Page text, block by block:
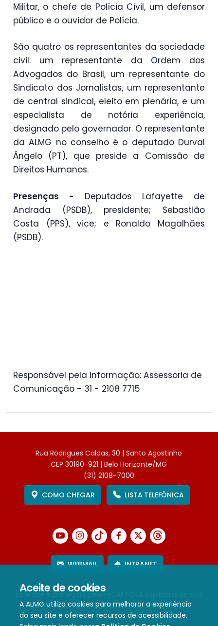
Aceite de cookies
A ALMG utiliza cookies para melhorar a experiência
do seu site e oferecer recursos de acessibilidade.
Militar, o chefe de Polícia Civil, um defensor
público e o ouvidor de Polícia.
São quatro os representantes da sociedade
civil: um representante da Ordem dos
Advogados do Brasil, um representante do
Sindicato dos Jornalistas, um representante
de central sindical, eleito em plenária, e um
especialista de notória experiência,
designado pelo governador. O representante
da ALMG no conselho é o deputado Durval
Ângelo (PT), que preside a Comissão de
Direitos Humanos.
Presenças - Deputados Lafayette de
Andrada (PSDB), presidente; Sebastião
Costa (PPS), vice; e Ronaldo Magalhães
(PSDB).
Responsável pela informação: Assessoria de
Comunicação - 31 - 2108 7715
Rua Rodrigues Caldas, 30 | Santo Agostinho
CEP 30190-921 | Belo Horizonte/MG
(31) 2108-7000
COMO CHEGAR
LISTA TELEFÔNICA
WEBMAIL INTRANET
Este site é protegido pelo reCAPTCHA (aplicam-se sua
Política de PrivacidadeeTermos de Serviço).